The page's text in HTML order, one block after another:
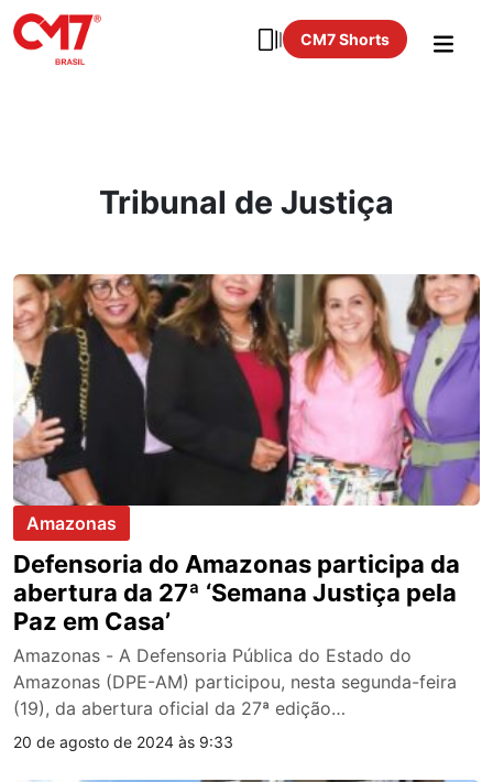
CM7 Shorts
Tribunal de Justiça
Amazonas
Defensoria do Amazonas participa da
abertura da 27ª ‘Semana Justiça pela
Paz em Casa’
Amazonas - A Defensoria Pública do Estado do
Amazonas (DPE-AM) participou, nesta segunda-feira
(19), da abertura oficial da 27ª edição…
20 de agosto de 2024 às 9:33